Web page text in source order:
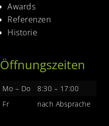
Awards
Referenzen
Historie
Öffnungszeiten
Mo – Do
8:30 – 17:00
Fr
nach Absprache